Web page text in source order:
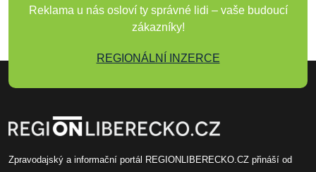
Reklama u nás osloví ty správné lidi – vaše budoucí
zákazníky!
REGIONÁLNÍ INZERCE
Zpravodajský a informační portál REGIONLIBERECKO.CZ přináší od